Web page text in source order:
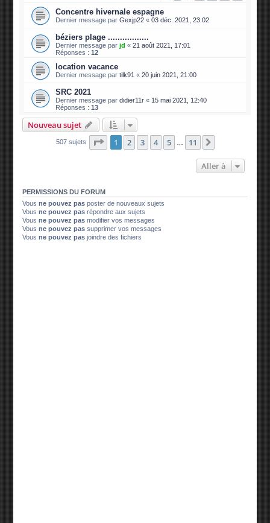
Concentre hivernale espagne
Dernier message parGexjp22 «03 déc. 2021, 23:02
béziers plage .................
Dernier message parjd «21 août 2021, 17:01
Réponses :12
location vacance
Dernier message partilk91 «20 juin 2021, 21:00
SRC 2021
Dernier message pardidier11r « 15 mai 2021, 12:40
Réponses :13
Nouveau sujet
507 sujets Page 1sur11
1 2 3 4 5 11
Aller à
PERMISSIONS DU FORUM
Vousne pouvez pas poster de nouveaux sujets
Vousne pouvez pas répondre aux sujets
Vousne pouvez pas modifier vos messages
Vousne pouvez pas supprimer vos messages
Vousne pouvez pas joindre des fichiers